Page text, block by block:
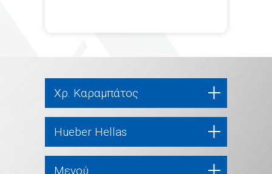
Χρ. Καραμπάτος
Hueber Hellas
Μενού